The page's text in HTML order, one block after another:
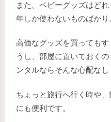
また、ベビーグッズはど
年しか使わないものばかり
高価なグッズを買っても
うし、部屋に置いておく
ンタルならそんな心配なし
ちょっと旅行へ行く時や
にも便利です。